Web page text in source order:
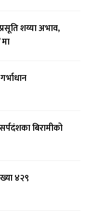
शय्या अभाव,
बिरामीको
४२९